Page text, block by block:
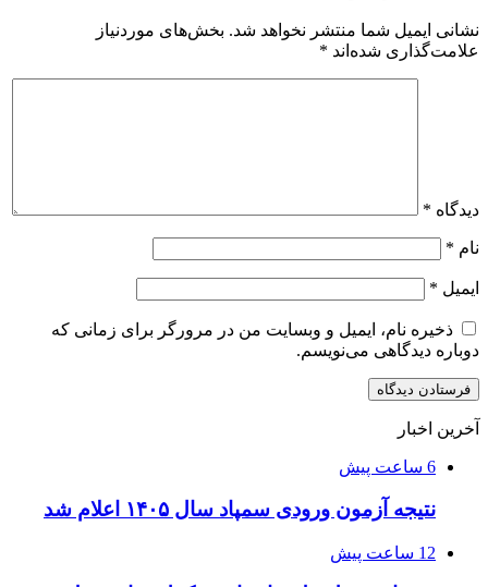
نشانی ایمیل شما منتشر نخواهد شد. بخش‌های موردنیاز
علامت‌گذاری شده‌اند *
دیدگاه *
نام *
ایمیل *
ذخیره نام، ایمیل و وبسایت من در مرورگر برای زمانی که
دوباره دیدگاهی می‌نویسم.
آخرین اخبار
6 ساعت پیش
نتیجه آزمون ورودی سمپاد سال ۱۴۰۵ اعلام شد
12 ساعت پیش